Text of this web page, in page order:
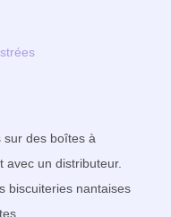
sur des boîtes à
avec un distributeur.
biscuiteries nantaises